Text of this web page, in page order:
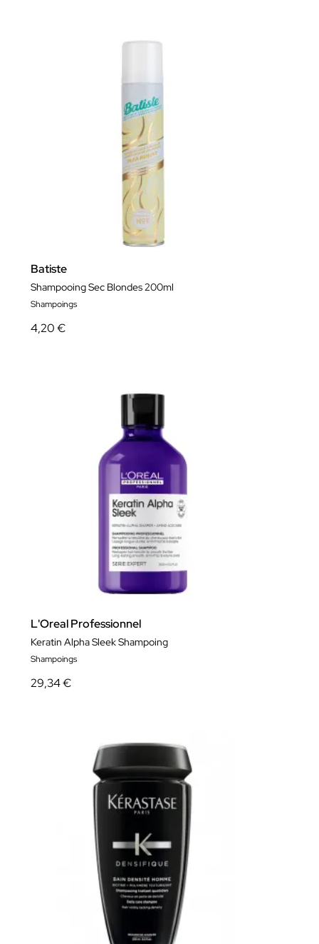
Batiste
Shampooing Sec Blondes 200ml
Shampoings
4,20 €
L'Oreal Professionnel
Keratin Alpha Sleek Shampoing
Shampoings
29,34 €